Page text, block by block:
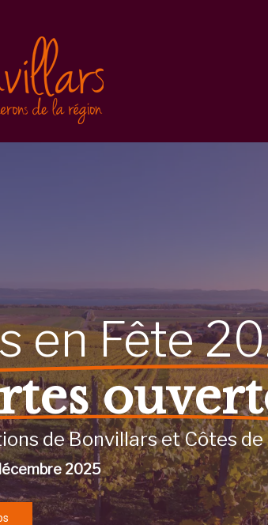
enFête
de Bonvillars et Côtes
2025